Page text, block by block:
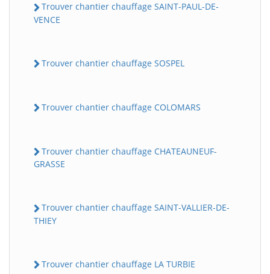
Trouver chantier chauffage SAINT-PAUL-DE-
VENCE
Trouver chantier chauffage SOSPEL
Trouver chantier chauffage COLOMARS
Trouver chantier chauffage CHATEAUNEUF-
GRASSE
Trouver chantier chauffage SAINT-VALLIER-DE-
THIEY
Trouver chantier chauffage LA TURBIE